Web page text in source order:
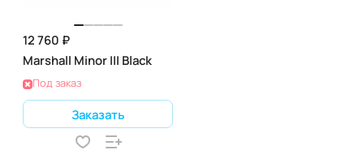
12 760 ₽
Marshall Minor III Black
Под заказ
Заказать